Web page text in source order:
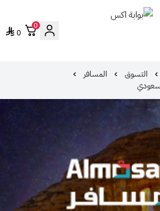
0
0
التسوق
المسافر